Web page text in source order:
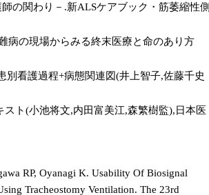
の関わり－.新ALSケアブック・筋萎縮性側
の現場からみる終末医療と命のあり方
看護過程+病態関連図(井上智子,佐藤千史
ト(小池将文,内田富美江,森繁樹監),日本医
RP, Oyanagi K. Usability Of Biosignal
Tracheostomy Ventilation. The 23rd